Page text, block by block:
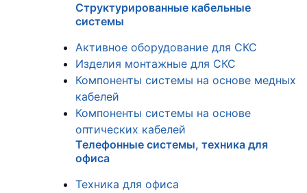
Структурированные кабельные
системы
Активное оборудование для СКС
Изделия монтажные для СКС
Компоненты системы на основе медных
кабелей
Компоненты системы на основе
оптических кабелей
Телефонные системы, техника для
офиса
Техника для офиса